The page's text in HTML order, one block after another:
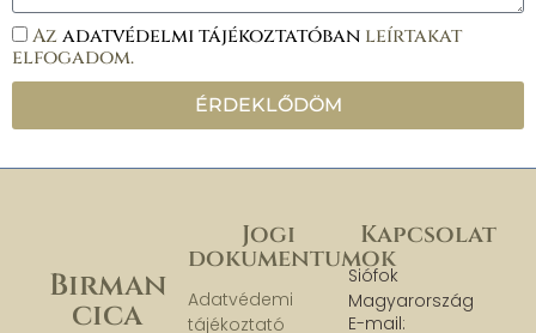
Az adatvédelmi tájékoztatóban leírtakat
elfogadom.
ÉRDEKLŐDÖM
Birman
cica
Kapcsolat
Siófok
Magyarország
E-mail:
Jogi
dokumentumok
Adatvédemi
tájékoztató